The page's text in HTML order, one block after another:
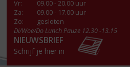
Vr:
09.00 - 20.00 uur
Za:
09.00 - 17.00 uur
Zo:
gesloten
Di/Woe/Do Lunch Pauze 12.30 -13.15
NIEUWSBRIEF
Schrijf je hier in